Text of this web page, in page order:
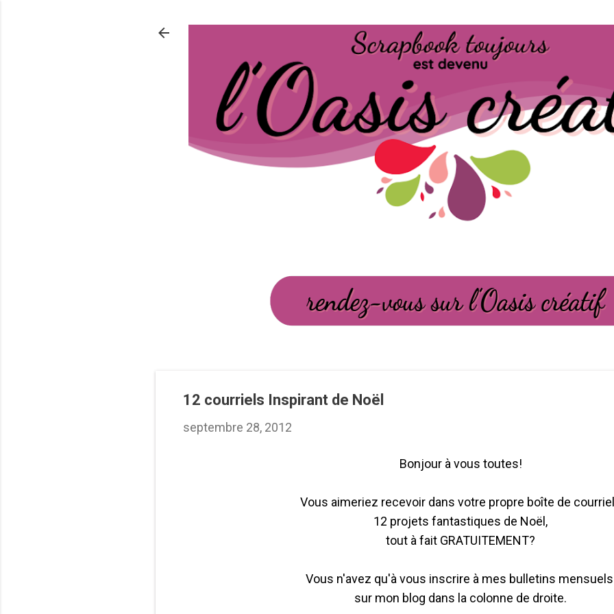
12 courriels Inspirant de Noël
septembre 28, 2012
Bonjour à vous toutes!
Vous aimeriez recevoir dans votre propre boîte de
12 projets fantastiques de Noël,
tout à fait GRATUITEMENT?
Vous n'avez qu'à vous inscrire à mes bulletins
sur mon blog dans la colonne de droite.